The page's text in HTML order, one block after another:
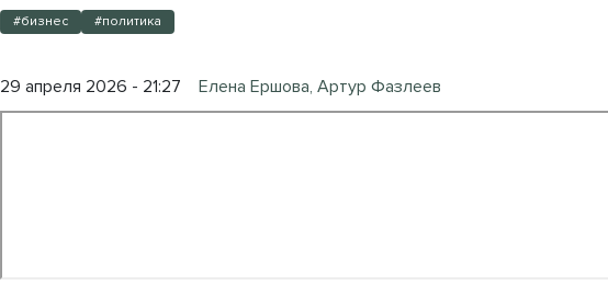
#бизнес #политика
29 апреля 2026 - 21:27 Елена Ершова, Артур Фазлеев